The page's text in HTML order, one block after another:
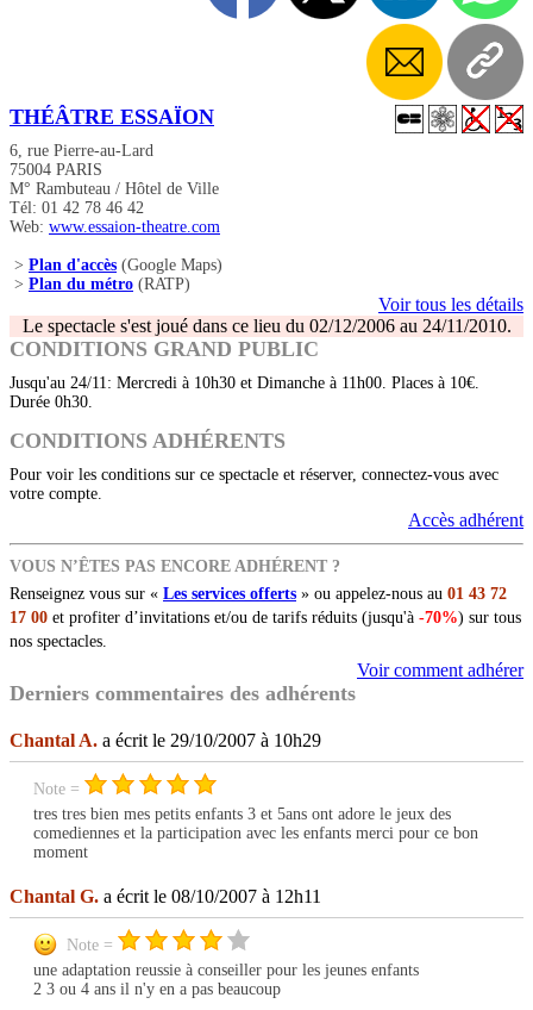
THÉÂTRE ESSAÏON
6, rue Pierre-au-Lard
75004 PARIS
M° Rambuteau / Hôtel de Ville
Tél: 01 42 78 46 42
Web: www.essaion-theatre.com
> Plan d'accès (Google Maps)
> Plan du métro (RATP)
Voir tous les détails
Le spectacle s'est joué dans ce lieu du 02/12/2006 au 24/11/2010.
CONDITIONS GRAND PUBLIC
Jusqu'au 24/11: Mercredi à 10h30 et Dimanche à 11h00. Places à 10€.
Durée 0h30.
CONDITIONS ADHÉRENTS
Pour voir les conditions sur ce spectacle et réserver, connectez-vous avec
votre compte.
Accès adhérent
VOUS N’ÊTES PAS ENCORE ADHÉRENT ?
Renseignez vous sur « Les services offerts » ou appelez-nous au 01 43 72
17 00 et profiter d’invitations et/ou de tarifs réduits (jusqu'à -70%) sur tous
nos spectacles.
Voir comment adhérer
Derniers commentaires des adhérents
Chantal A. a écrit le 29/10/2007 à 10h29
Note =
tres tres bien mes petits enfants 3 et 5ans ont adore le jeux des
comediennes et la participation avec les enfants merci pour ce bon
moment
Chantal G. a écrit le 08/10/2007 à 12h11
Note =
une adaptation reussie à conseiller pour les jeunes enfants
2 3 ou 4 ans il n'y en a pas beaucoup